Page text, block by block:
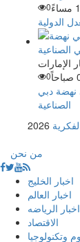
0
الدولية
الإمارات
0
نهضة دبي
الصناعية
2026
من نحن
اخبار الخليج
اخبار العالم
اخبار الرياضه
الاقتصاد
وتكنولوجيا